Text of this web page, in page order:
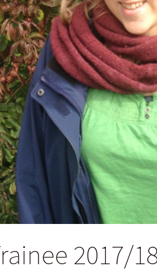
2017/